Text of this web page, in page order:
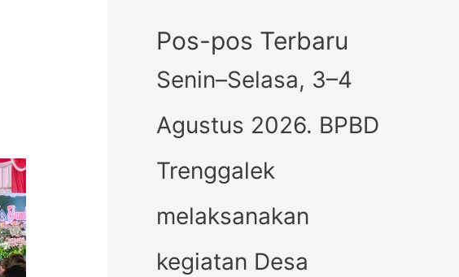
Pos-pos Terbaru
Senin–Selasa, 3–4
Agustus 2026. BPBD
Trenggalek
melaksanakan
kegiatan Desa